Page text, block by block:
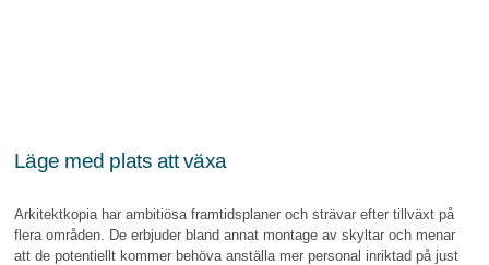
Läge med plats att växa
Arkitektkopia har ambitiösa framtidsplaner och strävar efter tillväxt på
flera områden. De erbjuder bland annat montage av skyltar och menar
att de potentiellt kommer behöva anställa mer personal inriktad på just